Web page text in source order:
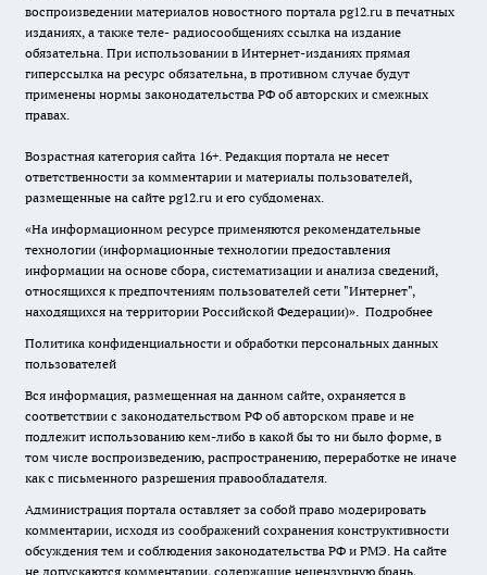
воспроизведении материалов новостного портала pg12.ru в печатных
изданиях, а также теле- радиосообщениях ссылка на издание
обязательна. При использовании в Интернет-изданиях прямая
гиперссылка на ресурс обязательна, в противном случае будут
применены нормы законодательства РФ об авторских и смежных
правах.
Возрастная категория сайта 16+. Редакция портала не несет
ответственности за комментарии и материалы пользователей,
размещенные на сайте pg12.ru и его субдоменах.
«На информационном ресурсе применяются рекомендательные
технологии (информационные технологии предоставления
информации на основе сбора, систематизации и анализа сведений,
относящихся к предпочтениям пользователей сети "Интернет",
находящихся на территории Российской Федерации)». Подробнее
Политика конфиденциальности и обработки персональных данных
пользователей
Вся информация, размещенная на данном сайте, охраняется в
соответствии с законодательством РФ об авторском праве и не
подлежит использованию кем-либо в какой бы то ни было форме, в
том числе воспроизведению, распространению, переработке не иначе
как с письменного разрешения правообладателя.
Администрация портала оставляет за собой право модерировать
комментарии, исходя из соображений сохранения конструктивности
обсуждения тем и соблюдения законодательства РФ и РМЭ. На сайте
не допускаются комментарии, содержащие нецензурную брань,